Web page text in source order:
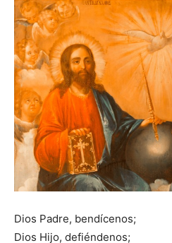
Dios Padre, bendícenos;
Dios Hijo, defiéndenos;